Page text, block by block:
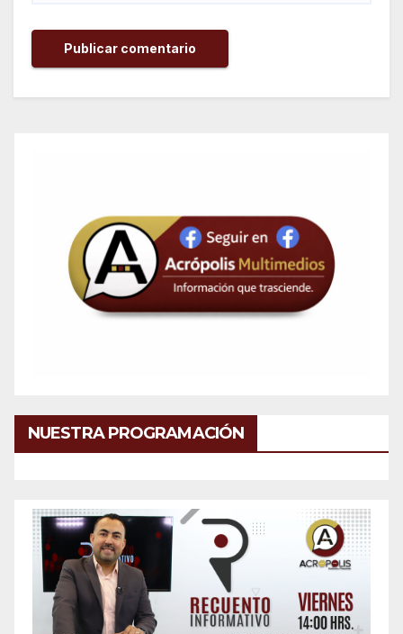
NUESTRA PROGRAMACIÓN